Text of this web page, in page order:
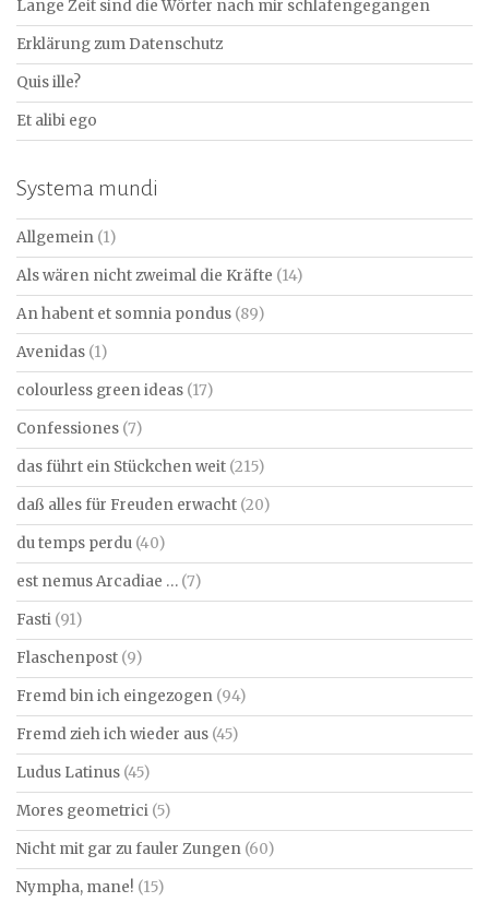
Lange Zeit sind die Wörter nach mir schlafengegangen
Erklärung zum Datenschutz
Quis ille?
Et alibi ego
Systema mundi
Allgemein (1)
Als wären nicht zweimal die Kräfte (14)
An habent et somnia pondus (89)
Avenidas (1)
colourless green ideas (17)
Confessiones (7)
das führt ein Stückchen weit (215)
daß alles für Freuden erwacht (20)
du temps perdu (40)
est nemus Arcadiae … (7)
Fasti (91)
Flaschenpost (9)
Fremd bin ich eingezogen (94)
Fremd zieh ich wieder aus (45)
Ludus Latinus (45)
Mores geometrici (5)
Nicht mit gar zu fauler Zungen (60)
Nympha, mane! (15)